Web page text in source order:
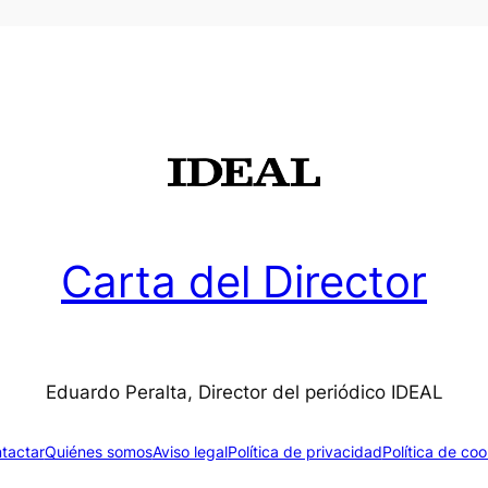
Carta del Director
Eduardo Peralta, Director del periódico IDEAL
Quiénes somosAviso legalPolítica de privacidadPolítica de